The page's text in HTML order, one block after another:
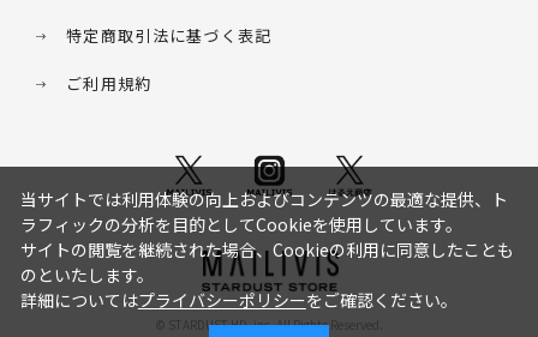
特定商取引法に基づく表記
ご利用規約
© STARDUST HD. inc. All Rights Reserved.
当サイトでは利用体験の向上およびコンテンツの最適な提供、ト
ラフィックの分析を目的としてCookieを使用しています。
サイトの閲覧を継続された場合、Cookieの利用に同意したことも
のといたします。
詳細についてはプライバシーポリシーをご確認ください。